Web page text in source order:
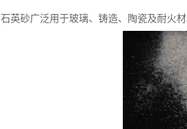
石英砂广泛用于玻璃、铸造、陶瓷及耐火